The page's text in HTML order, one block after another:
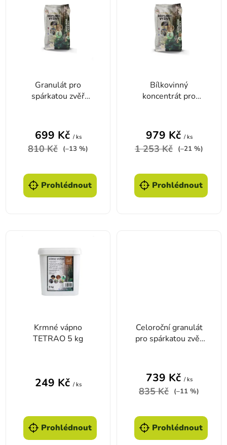
Granulát pro
spárkatou zvěř
699 Kč / ks
810 Kč (–13 %)
Prohlédnout
Bílkovinný
koncentrát pro
25 kg
979 Kč / ks
1 253 Kč (–21 %)
Prohlédnout
Krmné vápno
TETRAO 5 kg
249 Kč / ks
Prohlédnout
Celoroční granulát
pro spárkatou zvěř
739 Kč / ks
835 Kč (–11 %)
Prohlédnout